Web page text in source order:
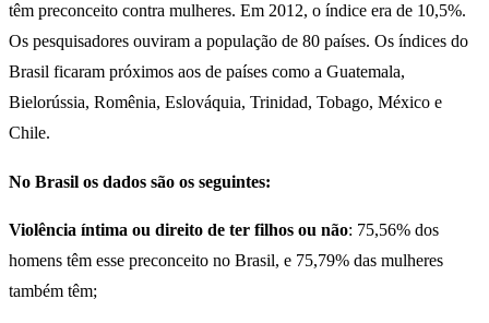
têm preconceito contra mulheres. Em 2012, o índice era de 10,5%.
Os pesquisadores ouviram a população de 80 países. Os índices do
Brasil ficaram próximos aos de países como a Guatemala,
Bielorússia, Romênia, Eslováquia, Trinidad, Tobago, México e
Chile.
No Brasil os dados são os seguintes:
Violência íntima ou direito de ter filhos ou não: 75,56% dos
homens têm esse preconceito no Brasil, e 75,79% das mulheres
também têm;